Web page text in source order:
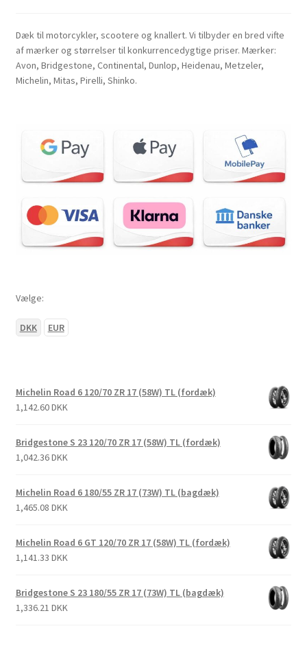
Dæk til motorcykler, scootere og knallert. Vi tilbyder en bred vifte
af mærker og størrelser til konkurrencedygtige priser. Mærker:
Avon, Bridgestone, Continental, Dunlop, Heidenau, Metzeler,
Michelin, Mitas, Pirelli, Shinko.
Vælge:
DKK EUR
Michelin Road 6 120/70 ZR 17 (58W) TL (fordæk)
1,142.60 DKK
Bridgestone S 23 120/70 ZR 17 (58W) TL (fordæk)
1,042.36 DKK
Michelin Road 6 180/55 ZR 17 (73W) TL (bagdæk)
1,465.08 DKK
Michelin Road 6 GT 120/70 ZR 17 (58W) TL (fordæk)
1,141.33 DKK
Bridgestone S 23 180/55 ZR 17 (73W) TL (bagdæk)
1,336.21 DKK